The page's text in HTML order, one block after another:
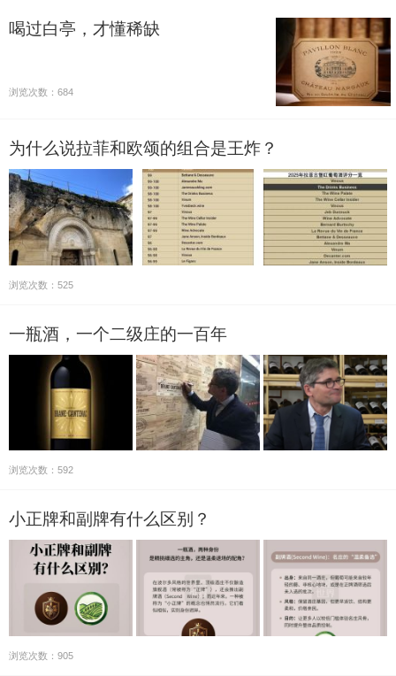
喝过白亭，才懂稀缺
浏览次数：684
为什么说拉菲和欧颂的组合是王炸？
浏览次数：525
一瓶酒，一个二级庄的一百年
浏览次数：592
小正牌和副牌有什么区别？
浏览次数：905